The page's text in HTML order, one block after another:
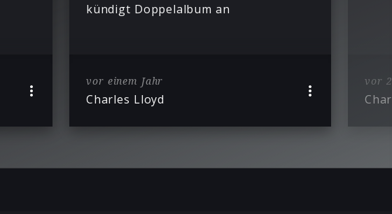
kündigt Doppelalbum an
vor einem Jahr
Charles Lloyd
vor